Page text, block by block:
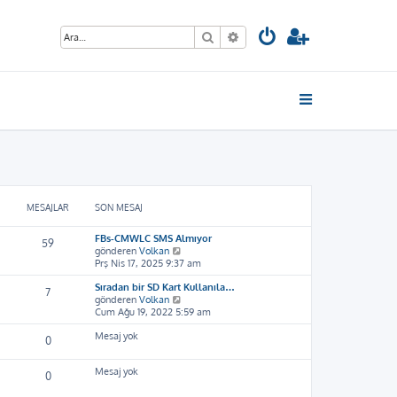
Ara Gelişmiş arama
MESAJLAR SON MESAJ
59
FBs-CMWLC SMS Almıyor
gönderen Volkan
o
n
m
s
a
g
Prş Nis 17, 2025 9:37 am
7
Sıradan bir SD Kart Kullanıla…
gönderen Volkan
o
n
s
Cum Ağu 19, 2022 5:59 am
0 Mesaj yok
0 Mesaj yok